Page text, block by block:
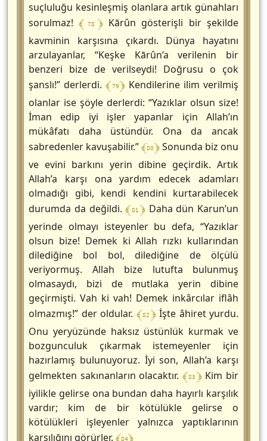
suçluluğu kesinleşmiş olanlara artık günahları
sorulmaz!﴾ 78 ﴿Kārûn gösterişli bir şekilde
kavminin karşısına çıkardı. Dünya hayatını
arzulayanlar, “Keşke Kārûn’a verilenin bir
benzeri bize de verilseydi! Doğrusu o çok
şanslı!” derlerdi. ﴾ 79 ﴿ Kendilerine ilim verilmiş
olanlar ise şöyle derlerdi: “Yazıklar olsun size!
İman edip iyi işler yapanlar için Allah’ın
mükâfatı daha üstündür. Ona da ancak
sabredenler kavuşabilir.”﴾ 80 ﴿Sonunda biz onu
ve evini barkını yerin dibine geçirdik. Artık
Allah’a karşı ona yardım edecek adamları
olmadığı gibi, kendi kendini kurtarabilecek
durumda da değildi.﴾ 81 ﴿Daha dün Karun’un
yerinde olmayı isteyenler bu defa, “Yazıklar
olsun bize! Demek ki Allah rızkı kullarından
dilediğine bol bol, dilediğine de ölçülü
veriyormuş. Allah bize lutufta bulunmuş
olmasaydı, bizi de mutlaka yerin dibine
geçirmişti. Vah ki vah! Demek inkârcılar iflâh
olmazmış!” der oldular. ﴾ 82 ﴿İşte âhiret yurdu.
Onu yeryüzünde haksız üstünlük kurmak ve
bozgunculuk çıkarmak istemeyenler için
hazırlamış bulunuyoruz. İyi son, Allah’a karşı
gelmekten sakınanların olacaktır. ﴾ 83 ﴿Kim bir
iyilikle gelirse ona bundan daha hayırlı karşılık
vardır; kim de bir kötülükle gelirse o
kötülükleri işleyenler yalnızca yaptıklarının
karşılığını görürler.